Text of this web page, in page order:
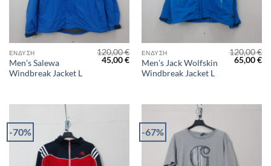
ΈΝΔΥΣΗ
Men’s Salewa
Windbreak Jacket L
120,00€
Original
price
45,00€Η
τρέχουσα
τιμή
ΈΝΔΥΣΗ
Men’s Jack Wolfskin
Windbreak Jacket L
120,00€
Original
price
65,00€Η
-70% -67%